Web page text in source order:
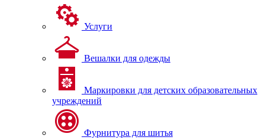
Услуги
Вешалки для одежды
Маркировки для детских образовательных
учреждений
Фурнитура для шитья